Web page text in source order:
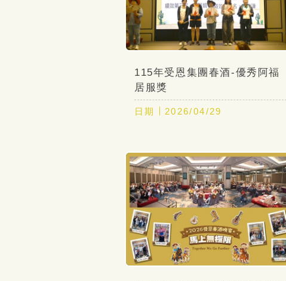
115年受恩集團春酒-優秀阿福
居服獎
日期 2026/04/29